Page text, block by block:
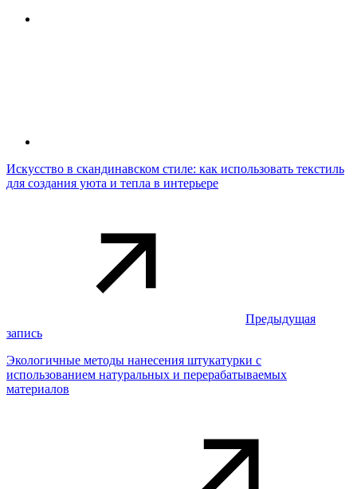
Искусство в скандинавском стиле: как использовать текстиль
для создания уюта и тепла в интерьере
Предыдущая
запись
Экологичные методы нанесения штукатурки с
использованием натуральных и перерабатываемых
материалов